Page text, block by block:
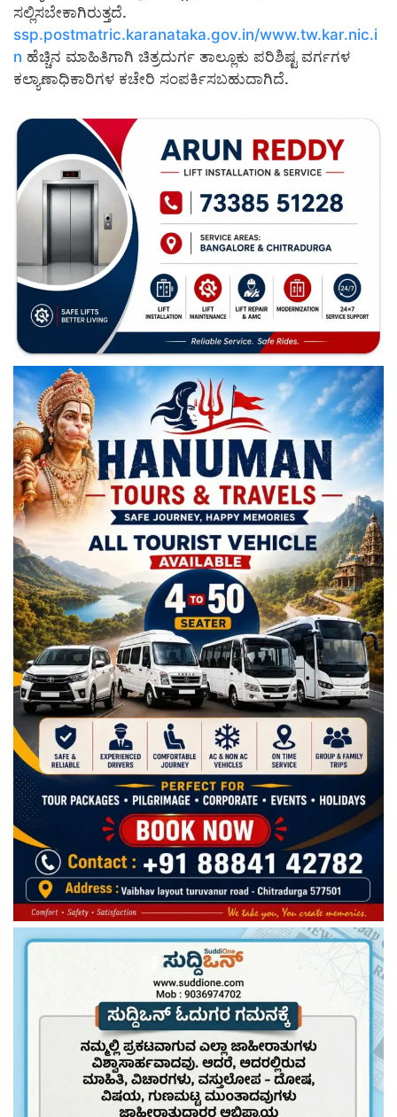
ಸಲ್ಲಿಸಬೇಕಾಗಿರುತ್ತದೆ.
ssp.postmatric.karanataka.gov.in/www.tw.kar.nic.i
n ಹೆಚ್ಚಿನ ಮಾಹಿತಿಗಾಗಿ ಚಿತ್ರದುರ್ಗ ತಾಲ್ಲೂಕು ಪರಿಶಿಷ್ಟ ವರ್ಗಗಳ
ಕಲ್ಯಾಣಾಧಿಕಾರಿಗಳ ಕಚೇರಿ ಸಂಪರ್ಕಿಸಬಹುದಾಗಿದೆ.